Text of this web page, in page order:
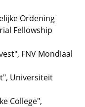
Ordening
Fellowship
FNV Mondiaal
Universiteit
College",